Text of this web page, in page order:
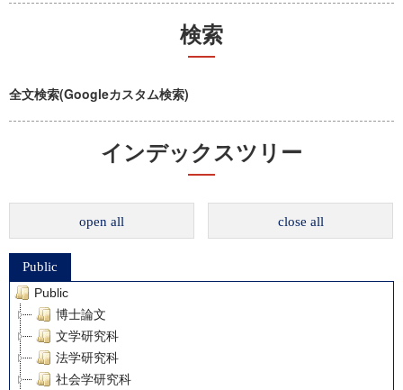
検索
全文検索(Googleカスタム検索)
インデックスツリー
open all close all
Public
Public
博士論文
文学研究科
法学研究科
社会学研究科